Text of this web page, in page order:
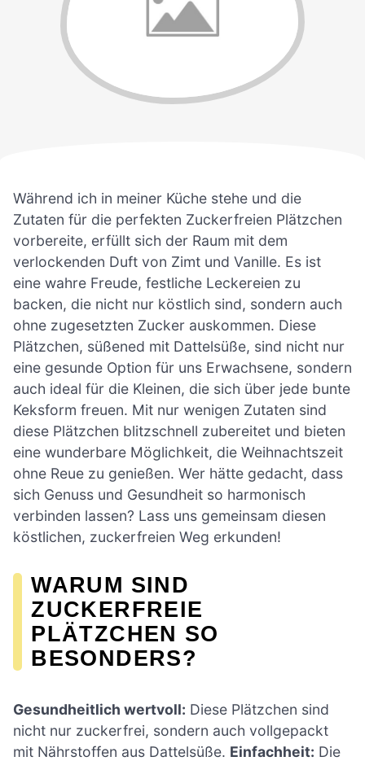
Während ich in meiner Küche stehe und die
Zutaten für die perfekten Zuckerfreien Plätzchen
vorbereite, erfüllt sich der Raum mit dem
verlockenden Duft von Zimt und Vanille. Es ist
eine wahre Freude, festliche Leckereien zu
backen, die nicht nur köstlich sind, sondern auch
ohne zugesetzten Zucker auskommen. Diese
Plätzchen, süßened mit Dattelsüße, sind nicht nur
eine gesunde Option für uns Erwachsene, sondern
auch ideal für die Kleinen, die sich über jede bunte
Keksform freuen. Mit nur wenigen Zutaten sind
diese Plätzchen blitzschnell zubereitet und bieten
eine wunderbare Möglichkeit, die Weihnachtszeit
ohne Reue zu genießen. Wer hätte gedacht, dass
sich Genuss und Gesundheit so harmonisch
verbinden lassen? Lass uns gemeinsam diesen
köstlichen, zuckerfreien Weg erkunden!
WARUM SIND
ZUCKERFREIE
PLÄTZCHEN SO
BESONDERS?
Gesundheitlich wertvoll: Diese Plätzchen sind
nicht nur zuckerfrei, sondern auch vollgepackt
mit Nährstoffen aus Dattelsüße. Einfachheit: Die